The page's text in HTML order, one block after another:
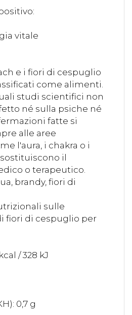
vitale
e i fiori di cespuglio
come alimenti.
studi scientifici non
né sulla psiche né
fatte si
alle aree
l'aura, i chakra o i
il
o terapeutico.
brandy, fiori di
sulle
fiori di cespuglio per
/ 328 kJ
0,7 g